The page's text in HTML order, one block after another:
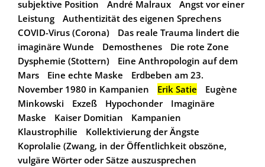
subjektive Position
André Malraux
Angst vor einer
Leistung
Authentizität des eigenen Sprechens
COVID-Virus (Corona)
Das reale Trauma lindert die
imaginäre Wunde
Demosthenes
Die rote Zone
Dysphemie (Stottern)
Eine Anthropologin auf dem
Mars
Eine echte Maske
Erdbeben am 23.
November 1980 in Kampanien
Erik Satie
Eugène
Minkowski
Exzeß Hypochonder
Imaginäre
Maske
Kaiser Domitian
Kampanien
Klaustrophilie
Kollektivierung der Ängste
Koprolalie (Zwang, in der Öffentlichkeit obszöne,
vulgäre Wörter oder Sätze auszusprechen